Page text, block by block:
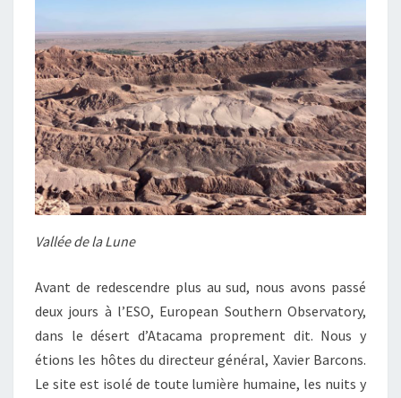
Vallée de la Lune
Avant de redescendre plus au sud, nous avons passé
deux jours à l’ESO, European Southern Observatory,
dans le désert d’Atacama proprement dit. Nous y
étions les hôtes du directeur général, Xavier Barcons.
Le site est isolé de toute lumière humaine, les nuits y